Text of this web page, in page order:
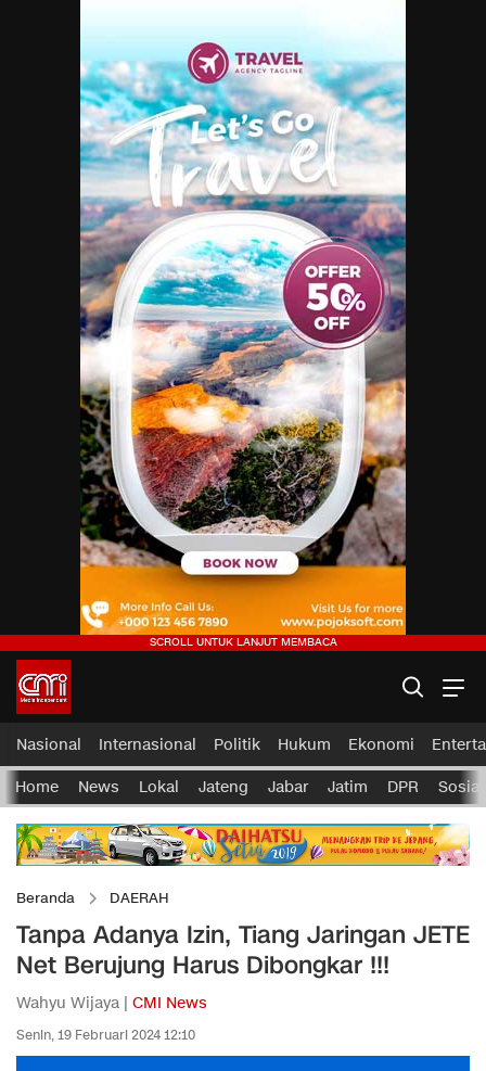
Nasional Internasional Politik Hukum Ekonomi
Home News Lokal Jateng Jabar Jatim DPR Sosial
Beranda DAERAH
Tanpa Adanya Izin, Tiang Jaringan JETE
Net Berujung Harus Dibongkar !!!
Wahyu Wijaya | CMI News
Senin, 19 Februari 2024 12:10